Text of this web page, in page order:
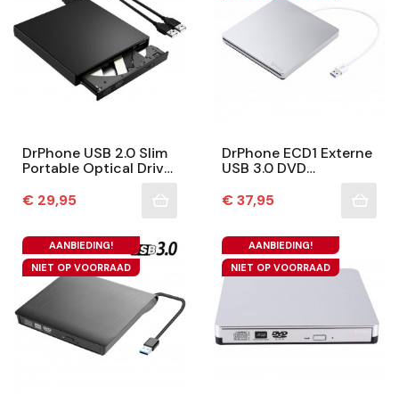
DrPhone USB 2.0 Slim
Portable Optical Drive
DVD-ROM – Brander –
Draagbaar &...
Prijs
€ 29,95
DrPhone ECD1 Externe
USB 3.0 DVD
Speler/Driver-CD-
DVD+/-RW-Brander -
Slot-In CD-Rom -
Prijs
€ 37,95
AANBIEDING!
NIET OP VOORRAAD
AANBIEDING!
NIET OP VOORRAAD